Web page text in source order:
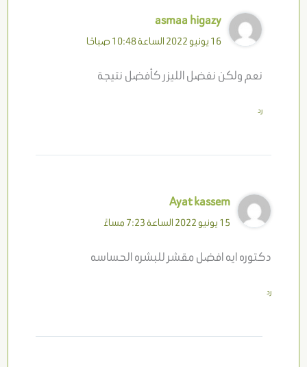
asmaa higazy
16 يونيو 2022 الساعة 10:48 صباحًا
نعم ولكن نفضل الليزر كأفضل نتيجة
رد
Ayat kassem
15 يونيو 2022 الساعة 7:23 مساءً
دكتوره ايه افضل مقشر للبشره الحساسه
رد